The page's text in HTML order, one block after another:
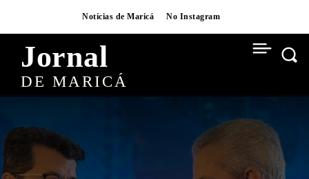
Notícias de Maricá No Instagram
Jornal
DE MARICÁ